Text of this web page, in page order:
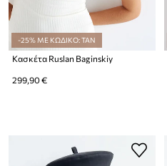
-25% ΜΕ ΚΩΔΙΚΟ: TAN
Κασκέτα Ruslan Baginskiy
299,90 €